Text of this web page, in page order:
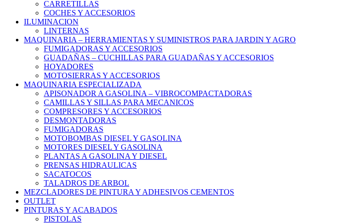
CARRETILLAS
COCHES Y ACCESORIOS
ILUMINACION
LINTERNAS
MAQUINARIA – HERRAMIENTAS Y SUMINISTROS PARA JARDIN Y AGRO
FUMIGADORAS Y ACCESORIOS
GUADAÑAS – CUCHILLAS PARA GUADAÑAS Y ACCESORIOS
HOYADORES
MOTOSIERRAS Y ACCESORIOS
MAQUINARIA ESPECIALIZADA
APISONADOR A GASOLINA – VIBROCOMPACTADORAS
CAMILLAS Y SILLAS PARA MECANICOS
COMPRESORES Y ACCESORIOS
DESMONTADORAS
FUMIGADORAS
MOTOBOMBAS DIESEL Y GASOLINA
MOTORES DIESEL Y GASOLINA
PLANTAS A GASOLINA Y DIESEL
PRENSAS HIDRAULICAS
SACATOCOS
TALADROS DE ARBOL
MEZCLADORES DE PINTURA Y ADHESIVOS CEMENTOS
OUTLET
PINTURAS Y ACABADOS
PISTOLAS